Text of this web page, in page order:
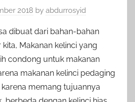
2018 by abdurrosyid
dibuat dari bahan-bahan
Makanan kelinci yang
condong untuk makanan
makanan kelinci pedaging
memang tujuannya